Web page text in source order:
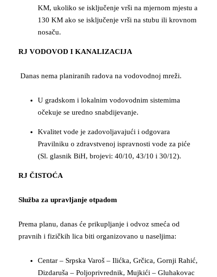
KM, ukoliko se isključenje vrši na mjernom mjestu a
130 KM ako se isključenje vrši na stubu ili krovnom
nosaču.
RJ VODOVOD I KANALIZACIJA
Danas nema planiranih radova na vodovodnoj mreži.
U gradskom i lokalnim vodovodnim sistemima
očekuje se uredno snabdijevanje.
Kvalitet vode je zadovoljavajući i odgovara
Pravilniku o zdravstvenoj ispravnosti vode za piće
(Sl. glasnik BiH, brojevi: 40/10, 43/10 i 30/12).
RJ ČISTOĆA
Služba za upravljanje otpadom
Prema planu, danas će prikupljanje i odvoz smeća od
pravnih i fizičkih lica biti organizovano u naseljima:
Centar – Srpska Varoš – Ilićka, Grčica, Gornji Rahić,
Dizdaruša – Poljoprivrednik, Mujkići – Gluhakovac